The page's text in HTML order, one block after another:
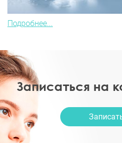
Подробнее...
Записаться на